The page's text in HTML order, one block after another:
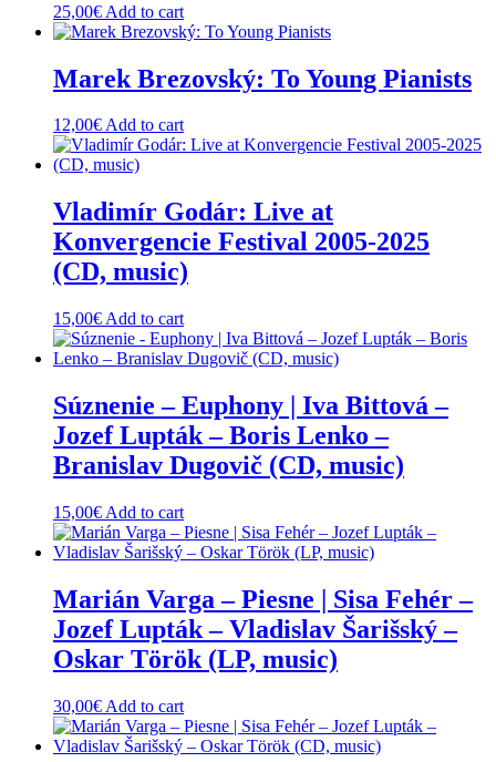
25,00€ Add to cart
Marek Brezovský: To Young Pianists
12,00€Add to cart
Vladimír Godár: Live at
Konvergencie Festival 2005-2025
(CD, music)
15,00€ Add to cart
Súznenie – Euphony | Iva Bittová –
Jozef Lupták – Boris Lenko –
Branislav Dugovič (CD, music)
15,00€ Add to cart
Marián Varga – Piesne | Sisa Fehér –
Jozef Lupták – Vladislav Šarišský –
Oskar Török (LP, music)
30,00€ Add to cart